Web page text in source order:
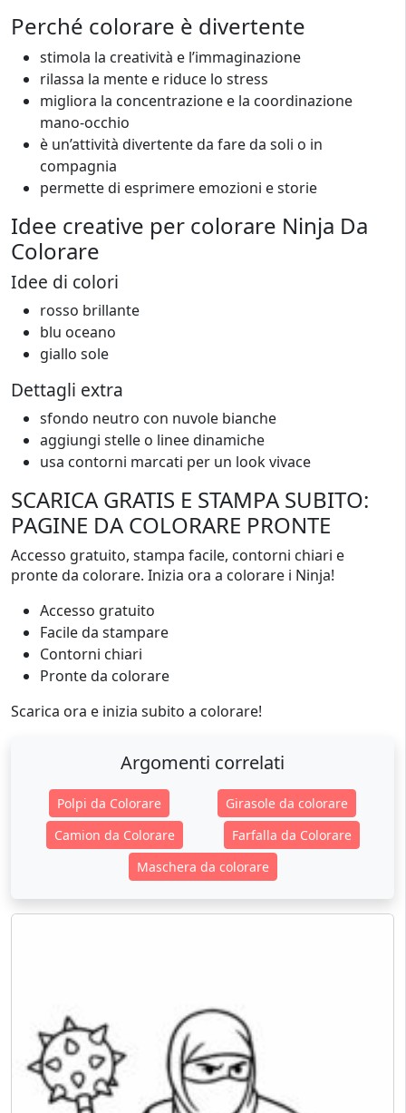
Perché colorare è divertente
stimola la creatività e l’immaginazione
rilassa la mente e riduce lo stress
migliora la concentrazione e la coordinazione
mano-occhio
è un’attività divertente da fare da soli o in
compagnia
permette di esprimere emozioni e storie
Idee creative per colorare Ninja Da
Colorare
Idee di colori
rosso brillante
blu oceano
giallo sole
Dettagli extra
sfondo neutro con nuvole bianche
aggiungi stelle o linee dinamiche
usa contorni marcati per un look vivace
SCARICA GRATIS E STAMPA SUBITO:
PAGINE DA COLORARE PRONTE
Accesso gratuito, stampa facile, contorni chiari e
pronte da colorare. Inizia ora a colorare i Ninja!
Accesso gratuito
Facile da stampare
Contorni chiari
Pronte da colorare
Scarica ora e inizia subito a colorare!
Argomenti correlati
Polpi da Colorare
Girasole da colorare
Camion da Colorare
Farfalla da Colorare
Maschera da colorare